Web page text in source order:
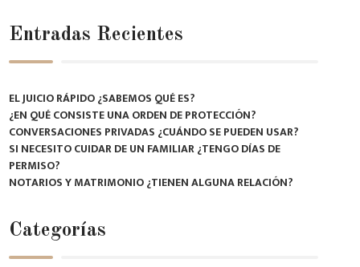
Entradas Recientes
EL JUICIO RÁPIDO ¿SABEMOS QUÉ ES?
¿EN QUÉ CONSISTE UNA ORDEN DE PROTECCIÓN?
CONVERSACIONES PRIVADAS ¿CUÁNDO SE PUEDEN USAR?
SI NECESITO CUIDAR DE UN FAMILIAR ¿TENGO DÍAS DE
PERMISO?
NOTARIOS Y MATRIMONIO ¿TIENEN ALGUNA RELACIÓN?
Categorías